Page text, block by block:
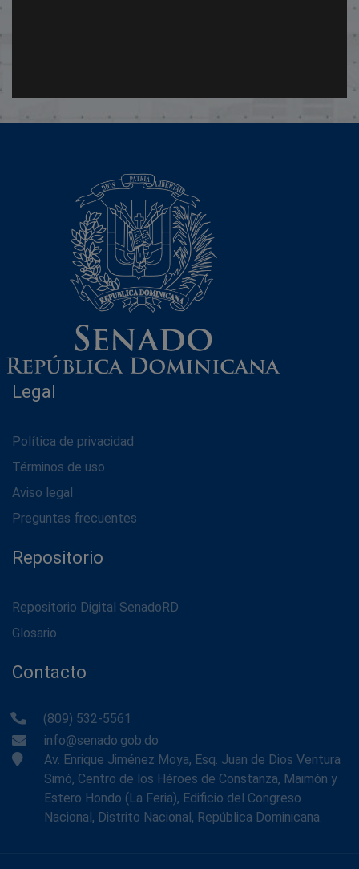
Legal
Política de privacidad
Términos de uso
Aviso legal
Preguntas frecuentes
Repositorio
Repositorio Digital SenadoRD
Glosario
Contacto
(809) 532-5561
info@senado.gob.do
Av. Enrique Jiménez Moya, Esq. Juan de Dios Ventura
Simó, Centro de los Héroes de Constanza, Maimón y
Estero Hondo (La Feria), Edificio del Congreso
Nacional, Distrito Nacional, República Dominicana.